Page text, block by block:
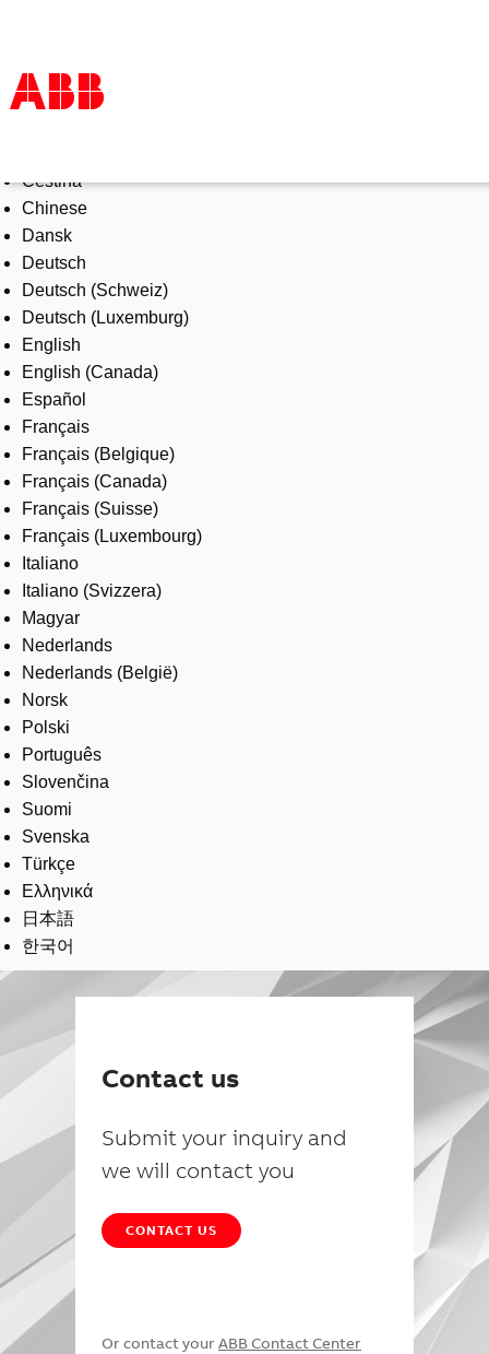
Products & Solutions
Industries
Services
About us
Where to buy
Contact us
Careers
Čeština
Chinese
Dansk
Deutsch
Deutsch (Schweiz)
Deutsch (Luxemburg)
English
English (Canada)
Español
Français
Français (Belgique)
Français (Canada)
Français (Suisse)
Français (Luxembourg)
Italiano
Italiano (Svizzera)
Magyar
Nederlands
Nederlands (België)
Norsk
Polski
Português
Slovenčina
Suomi
Svenska
Türkçe
Ελληνικά
日本語
한국어
Contact us
Submit your inquiry and
we will contact you
CONTACT US
Or contact your ABB Contact Center